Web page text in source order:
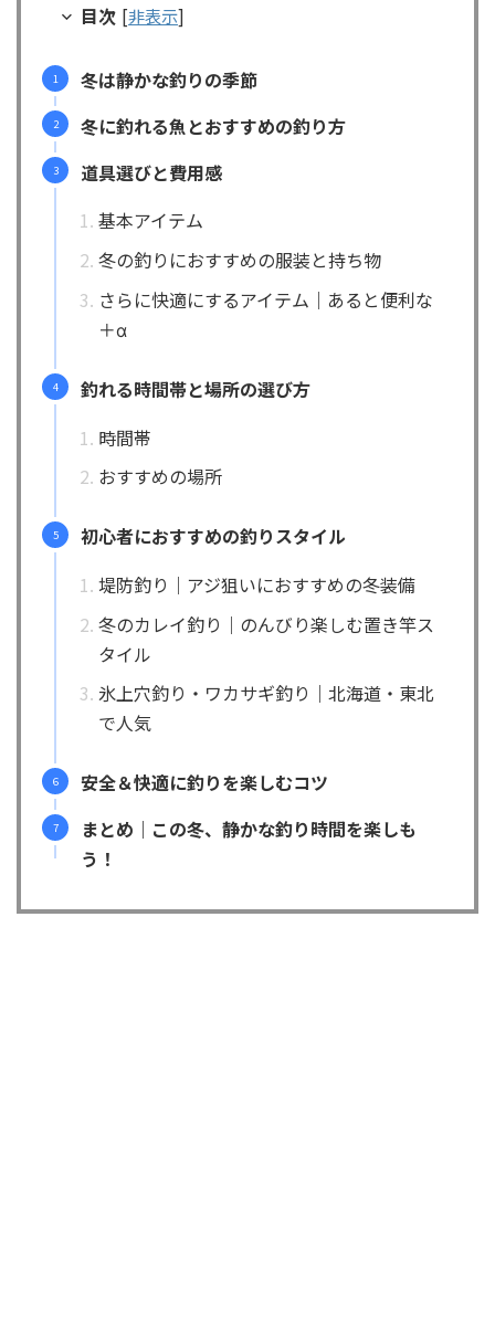
目次 [非表示]
冬は静かな釣りの季節
冬に釣れる魚とおすすめの釣り方
道具選びと費用感
基本アイテム
冬の釣りにおすすめの服装と持ち物
さらに快適にするアイテム｜あると便利な
＋α
釣れる時間帯と場所の選び方
時間帯
おすすめの場所
初心者におすすめの釣りスタイル
堤防釣り｜アジ狙いにおすすめの冬装備
冬のカレイ釣り｜のんびり楽しむ置き竿ス
タイル
氷上穴釣り・ワカサギ釣り｜北海道・東北
で人気
安全＆快適に釣りを楽しむコツ
まとめ｜この冬、静かな釣り時間を楽しも
う！